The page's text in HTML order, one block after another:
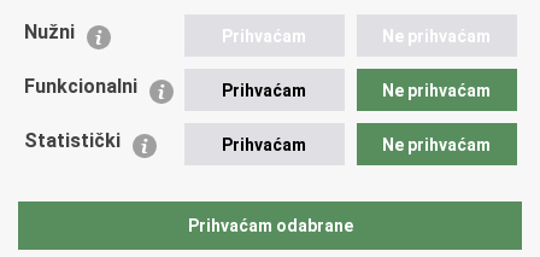
Udruge
Policijska akademija
Zaklada policijske solidarnosti
Vučetić"
Nužni Prihvaćam Ne prihvaćam
Funkcionalni Prihvaćam Ne prihvaćam
Statistički Prihvaćam Ne prihvaćam
Prihvaćam odabrane